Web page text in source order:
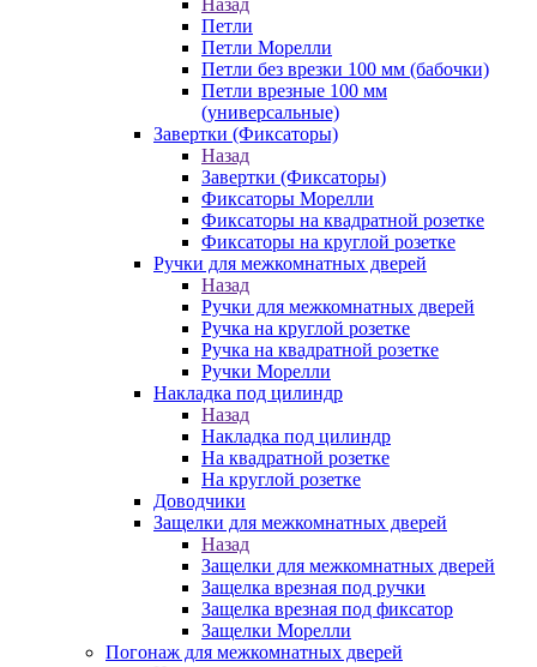
Назад
Петли
Петли Морелли
Петли без врезки 100 мм (бабочки)
Петли врезные 100 мм
(универсальные)
Завертки (Фиксаторы)
Назад
Завертки (Фиксаторы)
Фиксаторы Морелли
Фиксаторы на квадратной розетке
Фиксаторы на круглой розетке
Ручки для межкомнатных дверей
Назад
Ручки для межкомнатных дверей
Ручка на круглой розетке
Ручка на квадратной розетке
Ручки Морелли
Накладка под цилиндр
Назад
Накладка под цилиндр
На квадратной розетке
На круглой розетке
Доводчики
Защелки для межкомнатных дверей
Назад
Защелки для межкомнатных дверей
Защелка врезная под ручки
Защелка врезная под фиксатор
Защелки Морелли
Погонаж для межкомнатных дверей